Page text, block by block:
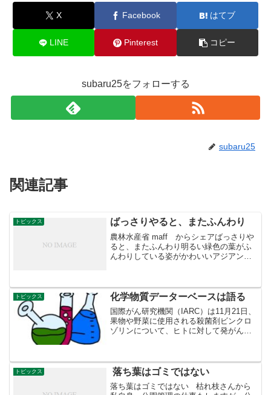
X Facebook はてブ
LINE Pinterest コピー
subaru25をフォローする
subaru25
関連記事
トピックス ばっさりやると、またふんわり
農林水産省 maff からシェアばっさりや
ると、またふんわり明るい緑色の葉がふ
んわりしている姿がかわいいアジアンタ
ダ植物で、日本でも...
トピックス 化学物質データーベースは語る
国際がん研究機関（IARC）は11月21日、
果物や野菜に使用される殺菌剤ビンクロ
ゾリンについて、ヒトに対して発がん性
1996年の4.7㌧が最後の出荷。
トピックス 落ち葉はゴミではない
落ち葉はゴミではない 枯れ枝さんから